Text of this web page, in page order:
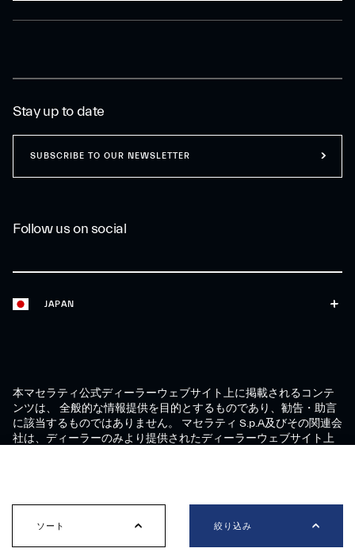
ソート 絞り込み
JAPAN
Follow us on social
Stay up to date
SUBSCRIBE TO OUR NEWSLETTER
本マセラティ公式ディーラーウェブサイト上に掲載されるコンテ
ンツは、 全般的な情報提供を目的とするものであり、勧告・助言
に該当するものではありません。 マセラティ S.p.A及びその関連会
社は、ディーラーのみより提供されたディーラーウェブサイト上